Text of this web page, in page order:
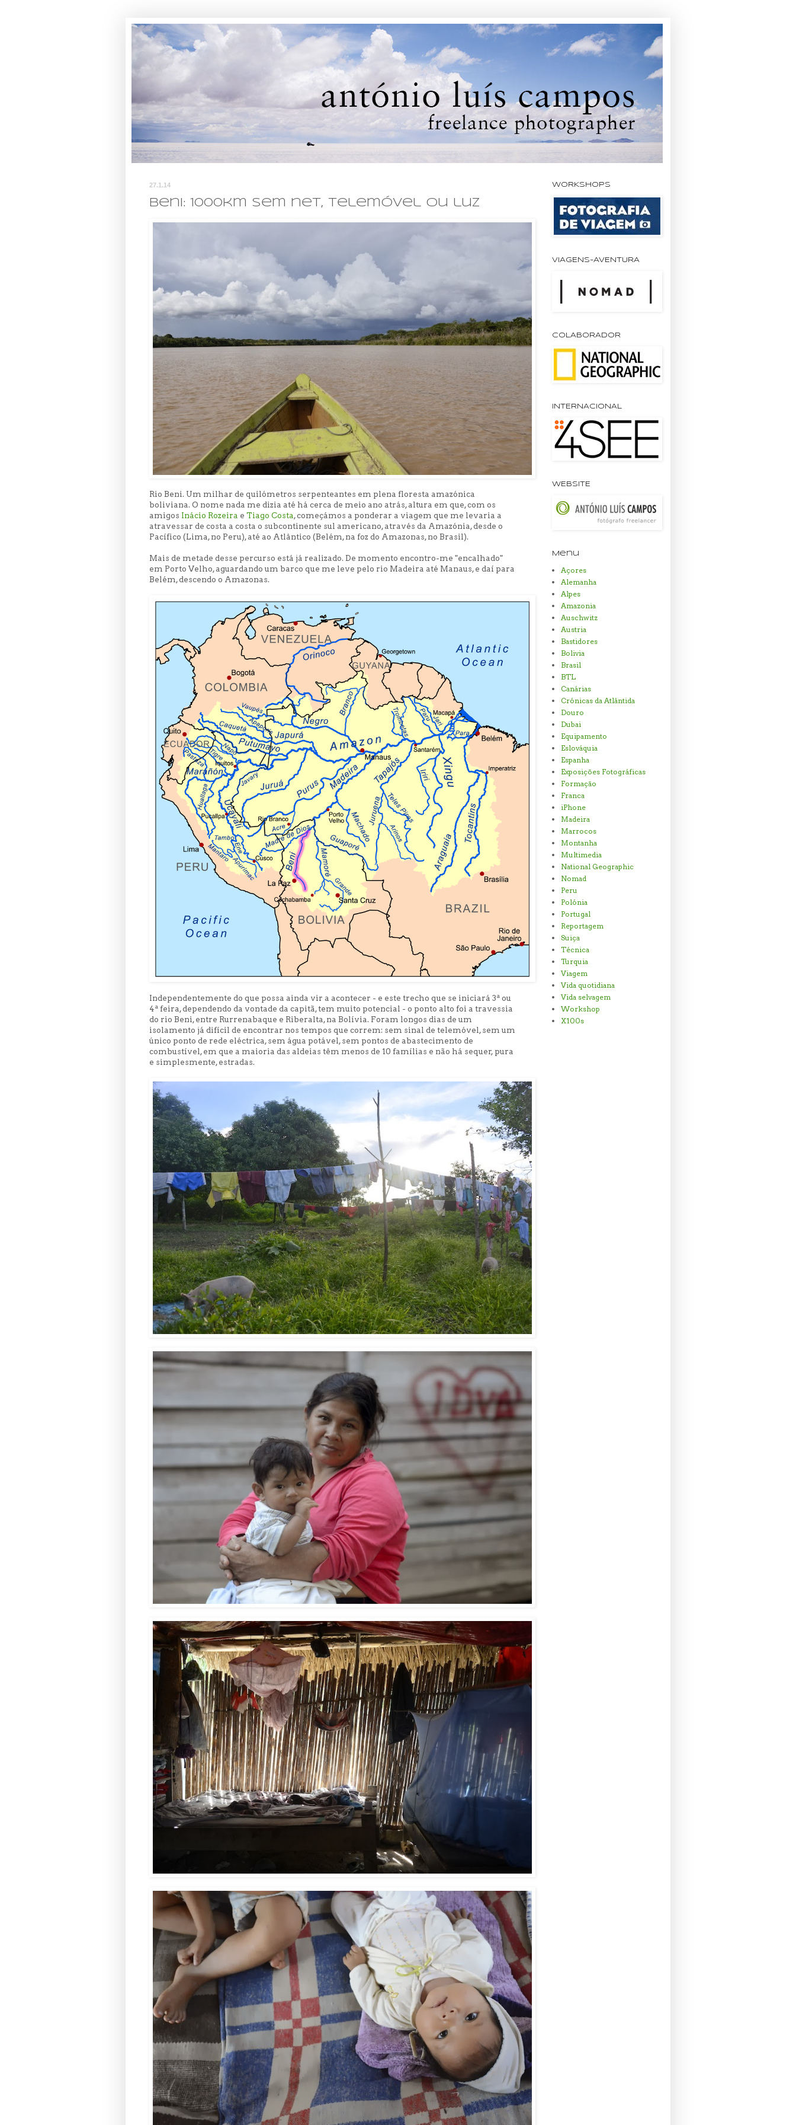
27.1.14
Beni: 1000km sem net, telemóvel ou luz
Rio Beni. Um milhar de quilómetros serpenteantes em plena floresta amazónica
boliviana. O nome nada me dizia até há cerca de meio ano atrás, altura em que, com os
amigos Inácio Rozeira e Tiago Costa, começámos a ponderar a viagem que me levaria a
atravessar de costa a costa o subcontinente sul americano, através da Amazónia, desde o
Pacífico (Lima, no Peru), até ao Atlântico (Belém, na foz do Amazonas, no Brasil).
Mais de metade desse percurso está já realizado. De momento encontro-me "encalhado"
em Porto Velho, aguardando um barco que me leve pelo rio Madeira até Manaus, e daí para
Belém, descendo o Amazonas.
Independentemente do que possa ainda vir a acontecer - e este trecho que se iniciará 3ª ou
4ª feira, dependendo da vontade da capitã, tem muito potencial - o ponto alto foi a travessia
do rio Beni, entre Rurrenabaque e Riberalta, na Bolívia. Foram longos dias de um
isolamento já difícil de encontrar nos tempos que correm: sem sinal de telemóvel, sem um
único ponto de rede eléctrica, sem água potável, sem pontos de abastecimento de
combustível, em que a maioria das aldeias têm menos de 10 famílias e não há sequer, pura
e simplesmente, estradas.
WORKSHOPS
VIAGENS-AVENTURA
COLABORADOR
INTERNACIONAL
WEBSITE
Menu
Açores
Alemanha
Alpes
Amazonia
Auschwitz
Austria
Bastidores
Bolivia
Brasil
BTL
Canárias
Crónicas da Atlântida
Douro
Dubai
Equipamento
Eslováquia
Espanha
Exposições Fotográficas
Formação
Franca
iPhone
Madeira
Marrocos
Montanha
Multimedia
National Geographic
Nomad
Peru
Polónia
Portugal
Reportagem
Suiça
Técnica
Turquia
Viagem
Vida quotidiana
Vida selvagem
Workshop
X100s